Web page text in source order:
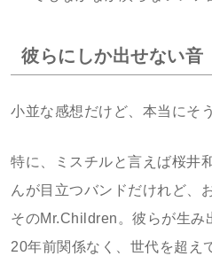
彼らにしか出せない音
小並な感想だけど、本当にそ
特に、ミスチルと言えば桜井
んが目立つバンドだけれど、
そのMr.Children。彼らが生み
20年前関係なく、世代を超え